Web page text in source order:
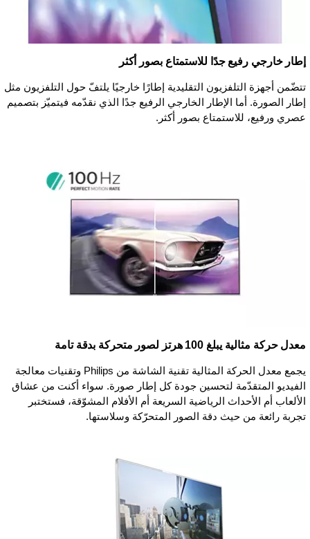
إطار خارجي رفيع جدًا للاستمتاع بصور أكثر
تتضّمن أجهزة التلفزيون التقليدية إطارًا خارجيًا يلتفّ حول التلفزيون مثل
إطار الصورة. أما الإطار الخارجي الرفيع جدًا الذي نقدّمه فيتميّز بتصميم
عصري ورفيع، للاستمتاع بصور أكثر.
معدل حركة مثالية يبلغ 100 هرتز لصور متحركة بدقة تامة
يجمع معدل الحركة المثالية تقنية الشاشة من Philips وتقنيات معالجة
الفيديو المتقدّمة لتحسين جودة كل إطار صورة. سواء أكنت من عشاق
الألعاب أم الأحداث الرياضية السريعة أم الأفلام المشوّقة، فستختبر
تجربة رائعة من حيث دقة الصور المتحرّكة وسلاستها.